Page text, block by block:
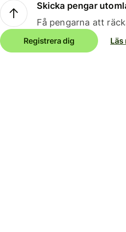
Skicka pengar
Få pengarna att
Registrera dig Läs